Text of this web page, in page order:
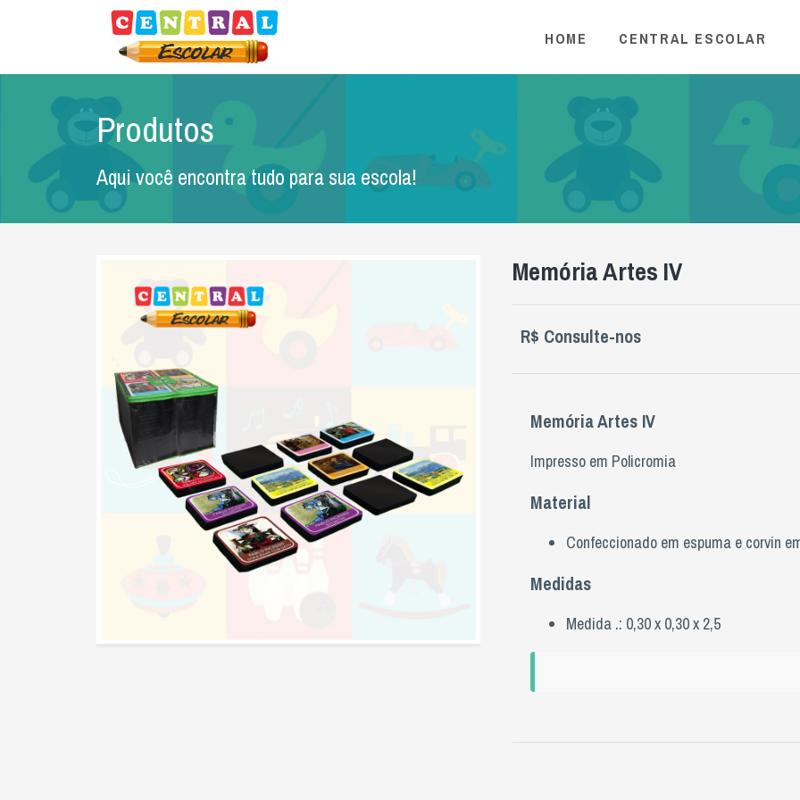
HOME CENTRAL ESCOLAR
Produtos
Aqui você encontra tudo para sua escola!
Memória Artes IV
R$ Consulte-nos
Memória Artes IV
Impresso em Policromia
Material
Confeccionado em espuma e corvin
Medidas
Medida .: 0,30 x 0,30 x 2,5